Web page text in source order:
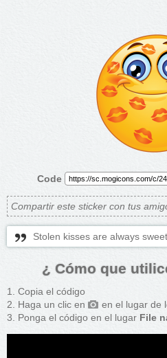
Code
Compartir este sticker con tus
Stolen kisses are always
¿ Cómo que
Copia el código
Haga un clic en
en el lugar de
Ponga el código en el lugar File